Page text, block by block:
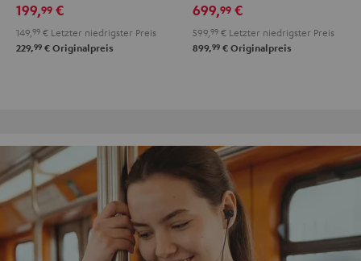
BlackWhite
199,99 €
149,99 € Letzter niedrigster Preis
229,99 € Originalpreis
699,99 €
599,99 € Letzter niedrigster Preis
899,99 € Originalpreis